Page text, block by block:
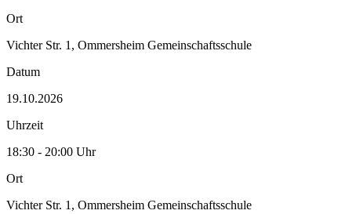
Ort
Vichter Str. 1, Ommersheim Gemeinschaftsschule
Datum
19.10.2026
Uhrzeit
18:30 - 20:00 Uhr
Ort
Vichter Str. 1, Ommersheim Gemeinschaftsschule